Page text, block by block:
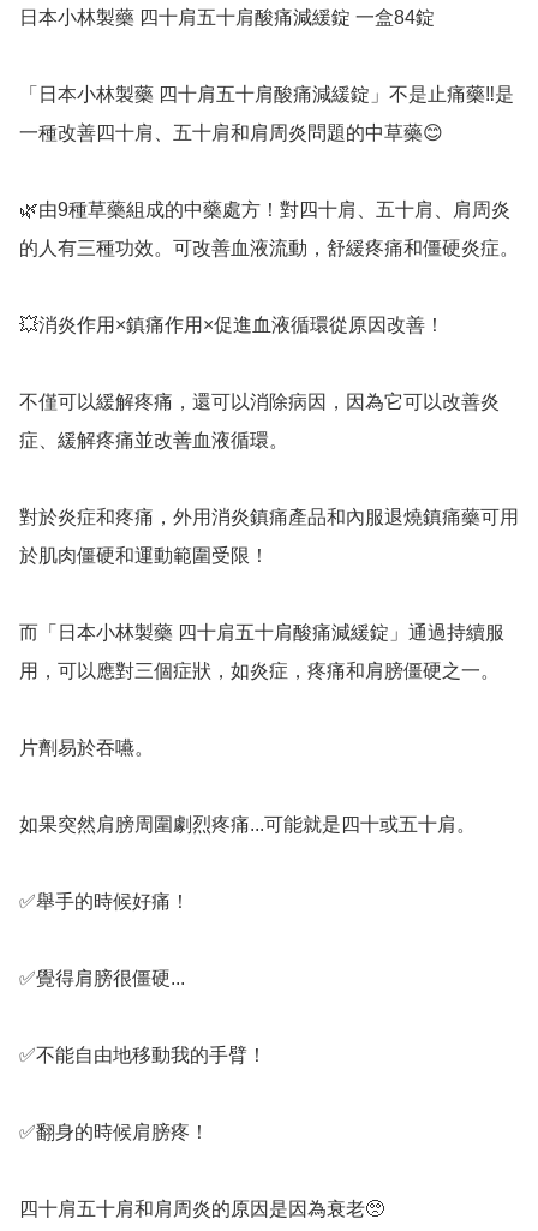
日本小林製藥 四十肩五十肩酸痛減緩錠 一盒84錠
「日本小林製藥 四十肩五十肩酸痛減緩錠」不是止痛藥‼️是
一種改善四十肩、五十肩和肩周炎問題的中草藥😊
🌿由9種草藥組成的中藥處方！對四十肩、五十肩、肩周炎
的人有三種功效。可改善血液流動，舒緩疼痛和僵硬炎症。
💥消炎作用×鎮痛作用×促進血液循環從原因改善！
不僅可以緩解疼痛，還可以消除病因，因為它可以改善炎
症、緩解疼痛並改善血液循環。
對於炎症和疼痛，外用消炎鎮痛產品和內服退燒鎮痛藥可用
於肌肉僵硬和運動範圍受限！
而「日本小林製藥 四十肩五十肩酸痛減緩錠」通過持續服
用，可以應對三個症狀，如炎症，疼痛和肩膀僵硬之一。
片劑易於吞嚥。
如果突然肩膀周圍劇烈疼痛...可能就是四十或五十肩。
✅️舉手的時候好痛！
✅️覺得肩膀很僵硬...
✅️不能自由地移動我的手臂！
✅️翻身的時候肩膀疼！
四十肩五十肩和肩周炎的原因是因為衰老🥺